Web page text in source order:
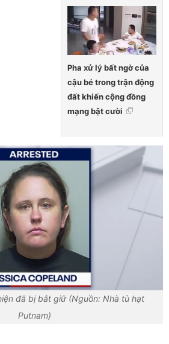
Pha xử lý bất ngờ của
cậu bé trong trận động
đất khiến cộng đồng
mạng bật cười
đã bị bắt giữ (Nguồn: Nhà tù hạt
Putnam)